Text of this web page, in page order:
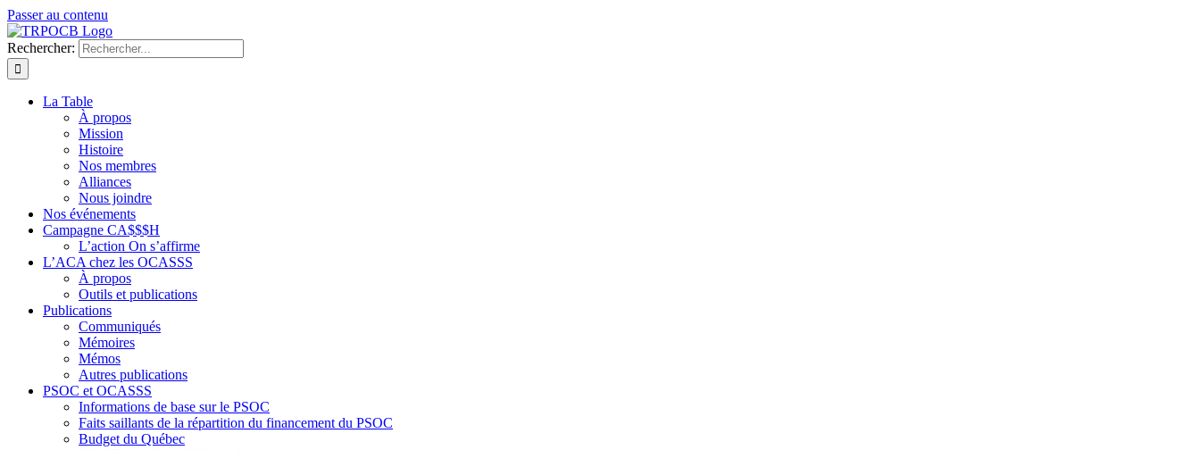
Passer au contenu
Rechercher:
La Table
À propos
Mission
Histoire
Nos membres
Alliances
Nous joindre
Nos événements
Campagne CA$$$H
L’action On s’affirme
L’ACA chez les OCASSS
À propos
Outils et publications
Publications
Communiqués
Mémoires
Mémos
Autres publications
PSOC et OCASSS
Informations de base sur le PSOC
Faits saillants de la répartition du financement du PSOC
Budget du Québec